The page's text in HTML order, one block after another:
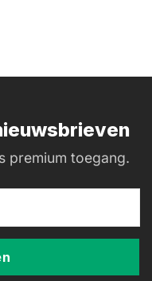
premium toegang.